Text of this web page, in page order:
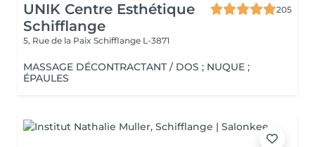
UNIK Centre Esthétique
Schifflange
205
5, Rue de la Paix Schifflange L-3871
MASSAGE DÉCONTRACTANT / DOS ; NUQUE ;
ÉPAULES